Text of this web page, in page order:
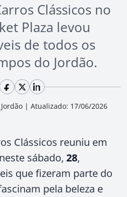
Clássicos no
Plaza levou
de todos os
do Jordão.
| Atualizado: 17/06/2026
Clássicos reuniu em
neste sábado, 28,
que fizeram parte do
pela beleza e